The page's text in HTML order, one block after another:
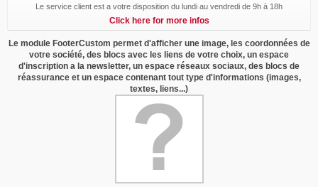
Le service client est a votre disposition du lundi au vendredi de 9h à 18h
Click here for more infos
Le module FooterCustom permet d'afficher une image, les coordonnées de
votre société, des blocs avec les liens de votre choix, un espace
d'inscription a la newsletter, un espace réseaux sociaux, des blocs de
réassurance et un espace contenant tout type d'informations (images,
textes, liens...)